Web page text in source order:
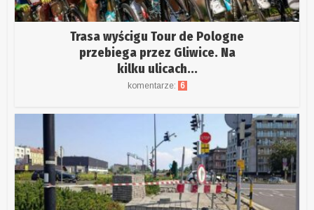
Trasa wyścigu Tour de Pologne
przebiega przez Gliwice. Na
kilku ulicach...
komentarze: 6